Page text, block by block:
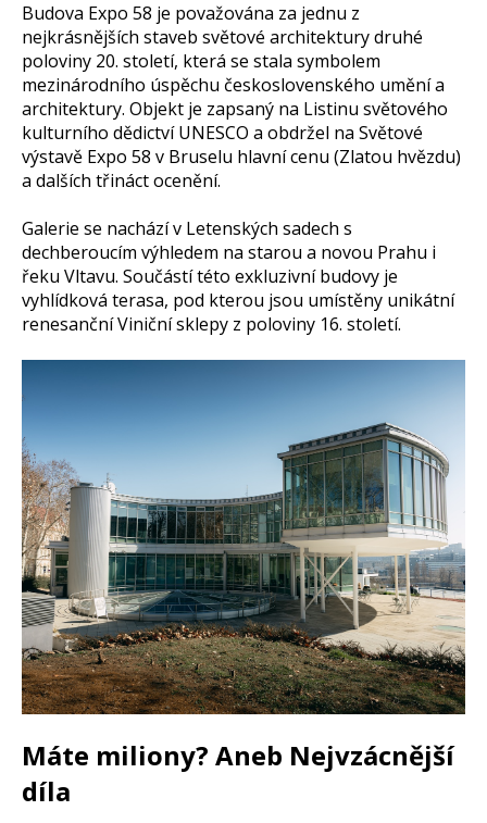
Budova Expo 58 je považována za jednu z
nejkrásnějších staveb světové architektury druhé
poloviny 20. století, která se stala symbolem
mezinárodního úspěchu československého umění a
architektury. Objekt je zapsaný na Listinu světového
kulturního dědictví UNESCO a obdržel na Světové
výstavě Expo 58 v Bruselu hlavní cenu (Zlatou hvězdu)
a dalších třináct ocenění.
Galerie se nachází v Letenských sadech s
dechberoucím výhledem na starou a novou Prahu i
řeku Vltavu. Součástí této exkluzivní budovy je
vyhlídková terasa, pod kterou jsou umístěny unikátní
renesanční Viniční sklepy z poloviny 16. století.
Máte miliony? Aneb Nejvzácnější
díla